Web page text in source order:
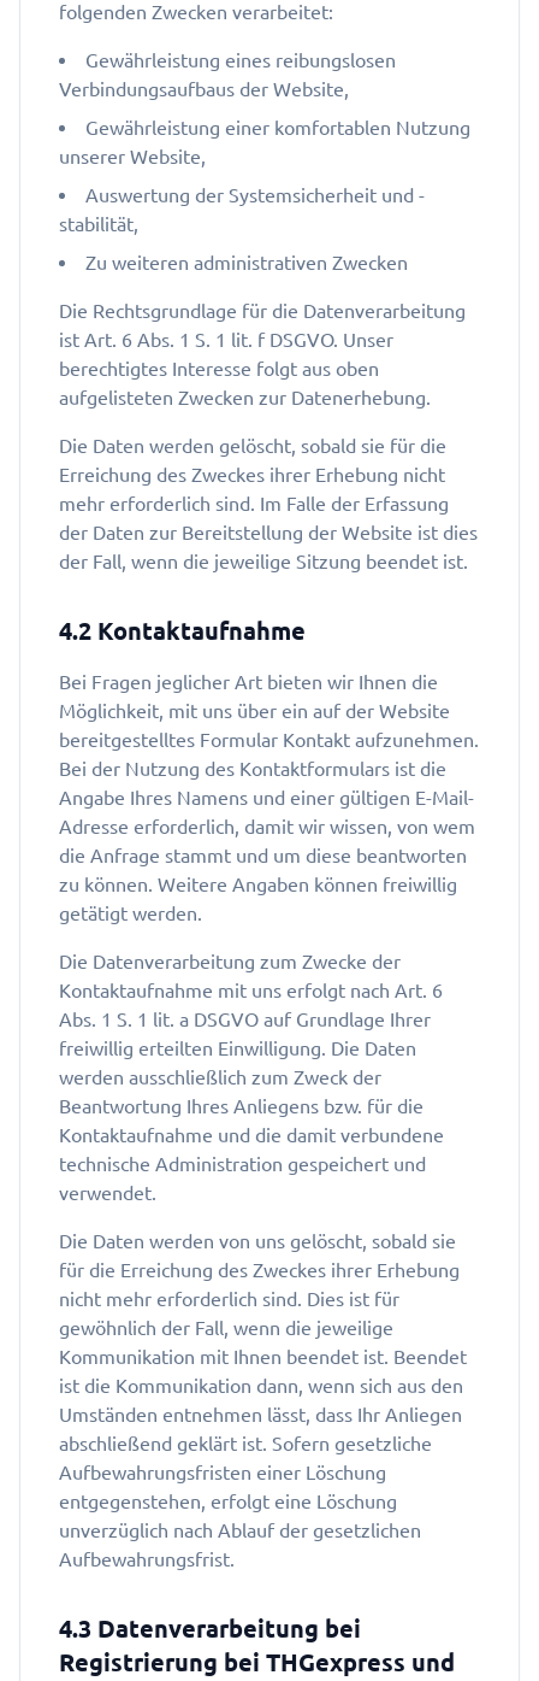
folgenden Zwecken verarbeitet:
Gewährleistung eines reibungslosen
Verbindungsaufbaus der Website,
Gewährleistung einer komfortablen Nutzung
unserer Website,
Auswertung der Systemsicherheit und -
stabilität,
Zu weiteren administrativen Zwecken
Die Rechtsgrundlage für die Datenverarbeitung
ist Art. 6 Abs. 1 S. 1 lit. f DSGVO. Unser
berechtigtes Interesse folgt aus oben
aufgelisteten Zwecken zur Datenerhebung.
Die Daten werden gelöscht, sobald sie für die
Erreichung des Zweckes ihrer Erhebung nicht
mehr erforderlich sind. Im Falle der Erfassung
der Daten zur Bereitstellung der Website ist dies
der Fall, wenn die jeweilige Sitzung beendet ist.
4.2 Kontaktaufnahme
Bei Fragen jeglicher Art bieten wir Ihnen die
Möglichkeit, mit uns über ein auf der Website
bereitgestelltes Formular Kontakt aufzunehmen.
Bei der Nutzung des Kontaktformulars ist die
Angabe Ihres Namens und einer gültigen E-Mail-
Adresse erforderlich, damit wir wissen, von wem
die Anfrage stammt und um diese beantworten
zu können. Weitere Angaben können freiwillig
getätigt werden.
Die Datenverarbeitung zum Zwecke der
Kontaktaufnahme mit uns erfolgt nach Art. 6
Abs. 1 S. 1 lit. a DSGVO auf Grundlage Ihrer
freiwillig erteilten Einwilligung. Die Daten
werden ausschließlich zum Zweck der
Beantwortung Ihres Anliegens bzw. für die
Kontaktaufnahme und die damit verbundene
technische Administration gespeichert und
verwendet.
Die Daten werden von uns gelöscht, sobald sie
für die Erreichung des Zweckes ihrer Erhebung
nicht mehr erforderlich sind. Dies ist für
gewöhnlich der Fall, wenn die jeweilige
Kommunikation mit Ihnen beendet ist. Beendet
ist die Kommunikation dann, wenn sich aus den
Umständen entnehmen lässt, dass Ihr Anliegen
abschließend geklärt ist. Sofern gesetzliche
Aufbewahrungsfristen einer Löschung
entgegenstehen, erfolgt eine Löschung
unverzüglich nach Ablauf der gesetzlichen
Aufbewahrungsfrist.
4.3 Datenverarbeitung bei
Registrierung bei THGexpress und